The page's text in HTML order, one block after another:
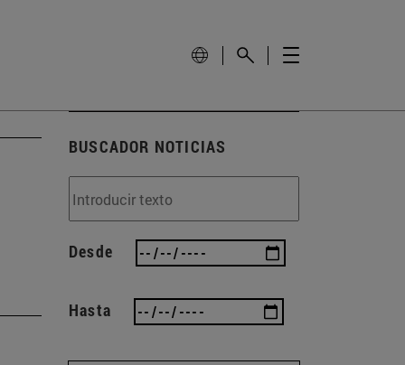
BUSCADOR NOTICIAS
Desde
Hasta